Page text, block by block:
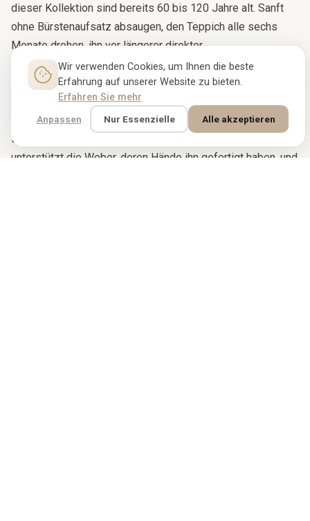
dieser Kollektion sind bereits 60 bis 120 Jahre alt. Sanft
ohne Bürstenaufsatz absaugen, den Teppich alle sechs
Monate drehen, ihn vor längerer direkter
Sonneneinstrahlung schützen und alle fünf bis sieben Jahre
professionell reinigen lassen. Jedes Stück bei Rugbloom
stammt direkt aus Familienwerkstätten und
Genossenschaften, die faire Löhne zahlen und Kinderarbeit
strikt ausschließen. Der Kauf eines Rugbloom-Teppichs
unterstützt die Weber, deren Hände ihn gefertigt haben, und
Wir verwenden Cookies, um Ihnen die beste
Erfahrung auf unserer Website zu bieten.
Erfahren Sie mehr
Anpassen Nur Essenzielle Alle akzeptieren